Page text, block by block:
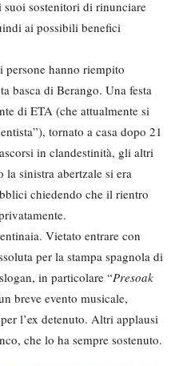
suoi sostenitori di rinunciare
ai possibili benefici
hanno riempito
basca di Berango. Una festa
di ETA (che attualmente si
tornato a casa dopo 21
in clandestinità, gli altri
la sinistra abertzale si era
chiedendo che il rientro
Vietato entrare con
per la stampa spagnola di
in particolare “Presoak
breve evento musicale,
l’ex detenuto. Altri applausi
che lo ha sempre sostenuto.